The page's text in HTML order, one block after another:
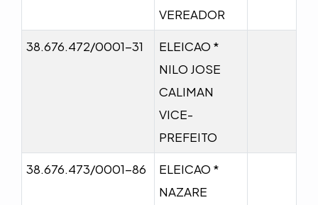
VEREADOR
38.676.472/0001-31
ELEICAO *
NILO JOSE
CALIMAN
VICE-
PREFEITO
38.676.473/0001-86
ELEICAO *
NAZARE